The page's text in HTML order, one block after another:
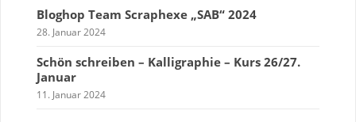
Bloghop Team Scraphexe „SAB“ 2024
28. Januar 2024
Schön schreiben – Kalligraphie – Kurs 26/27.
Januar
11. Januar 2024